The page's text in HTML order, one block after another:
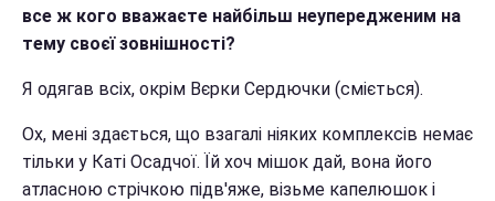
все ж кого вважаєте найбільш неупередженим на
тему своєї зовнішності?
Я одягав всіх, окрім Вєрки Сердючки (сміється).
Ох, мені здається, що взагалі ніяких комплексів немає
тільки у Каті Осадчої. Їй хоч мішок дай, вона його
атласною стрічкою підв'яже, візьме капелюшок і